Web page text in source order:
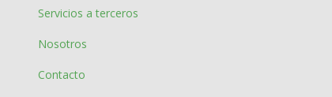
Servicios a terceros
Nosotros
Contacto